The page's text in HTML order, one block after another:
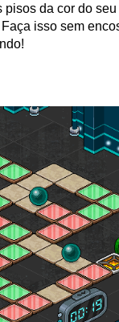
pisos da cor do seu
isso sem